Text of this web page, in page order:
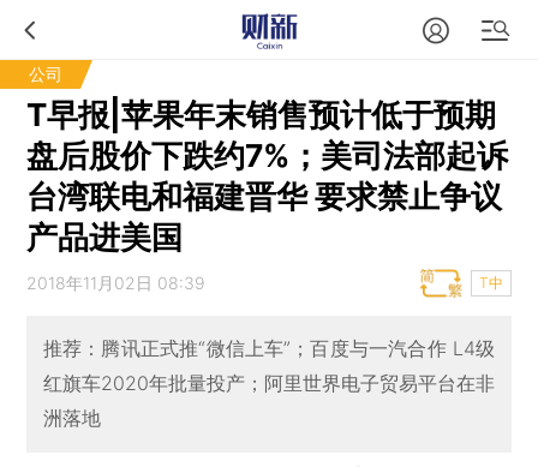
公司
T早报|苹果年末销售预计低于预期
盘后股价下跌约7%；美司法部起诉
台湾联电和福建晋华 要求禁止争议
产品进美国
2018年11月02日 08:39 T中
推荐：腾讯正式推“微信上车”；百度与一汽合作 L4级
红旗车2020年批量投产；阿里世界电子贸易平台在非
洲落地